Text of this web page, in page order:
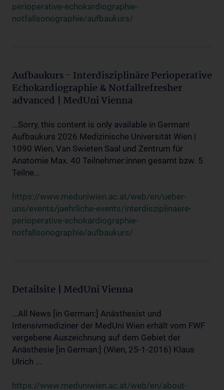
perioperative-echokardiographie-
notfallsonographie/aufbaukurs/
Aufbaukurs - Interdisziplinäre Perioperative
Echokardiographie & Notfallrefresher
advanced | MedUni Vienna
...Sorry, this content is only available in German!
Aufbaukurs 2026 Medizinische Universität Wien |
1090 Wien, Van Swieten Saal und Zentrum für
Anatomie Max. 40 Teilnehmer:innen gesamt bzw. 5
Teilne...
https://www.meduniwien.ac.at/web/en/ueber-
uns/events/jaehrliche-events/interdisziplinaere-
perioperative-echokardiographie-
notfallsonographie/aufbaukurs/
Detailsite | MedUni Vienna
...All News [in German:] Anästhesist und
Intensivmediziner der MedUni Wien erhält vom FWF
vergebene Auszeichnung auf dem Gebiet der
Anästhesie [in German:] (Wien, 25-1-2016) Klaus
Ulrich ...
https://www.meduniwien.ac.at/web/en/about-